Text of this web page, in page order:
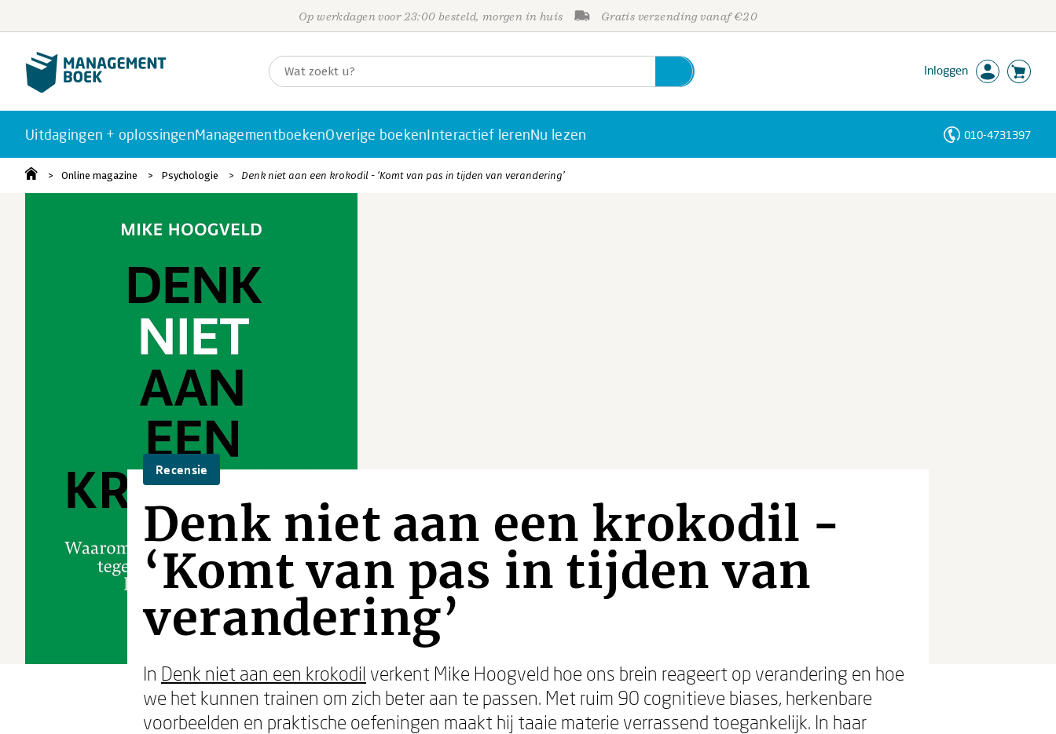
Op werkdagen voor 23:00 besteld, morgen in huis Gratis verzending vanaf €20
Inloggen
Uitdagingen + oplossingenManagementboekenOverige boekenInteractief lerenNu lezen 010-4731397
Online magazine Psychologie Denk niet aan een krokodil - ‘Komt van pas in tijden van verandering’
Recensie
Denk niet aan een krokodil -
‘Komt van pas in tijden van
verandering’
In Denk niet aan een krokodil verkent Mike Hoogveld hoe ons brein reageert op verandering en hoe
we het kunnen trainen om zich beter aan te passen. Met ruim 90 cognitieve biases, herkenbare
voorbeelden en praktische oefeningen maakt hij taaie materie verrassend toegankelijk. In haar
Personen